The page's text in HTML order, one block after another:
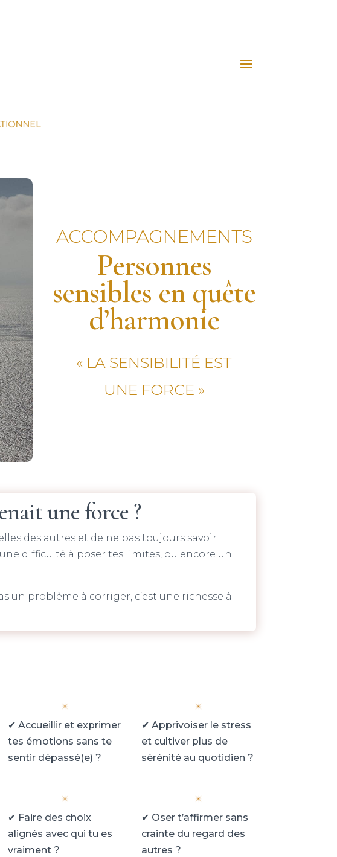
ACCOMPAGNEMENTS
Personnes
sensibles en quête
d’harmonie
« LA SENSIBILITÉ EST
UNE FORCE »
une force ?
des autres et de ne pas toujours savoir
difficulté à poser tes limites, ou encore un
un problème à corriger, c’est une richesse à
✔ Accueillir et exprimer
tes émotions sans te
sentir dépassé(e) ?
✔Apprivoiser le stress
et cultiver plus de
sérénité au quotidien ?
✔ Faire des choix
alignés avec qui tu es
vraiment ?
✔ Oser t’affirmer sans
crainte du regard des
autres ?